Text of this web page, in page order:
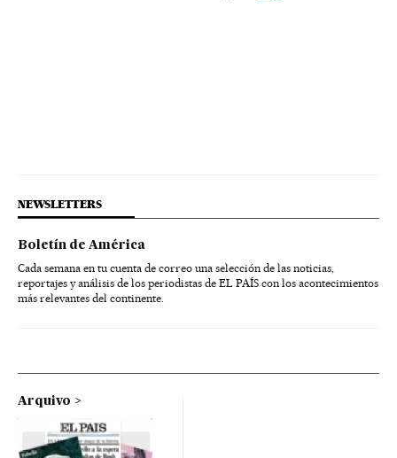
NEWSLETTERS
Boletín de América
Cada semana en tu cuenta de correo una selección de las noticias,
reportajes y análisis de los periodistas de EL PAÍS con los acontecimientos
más relevantes del continente.
Arquivo